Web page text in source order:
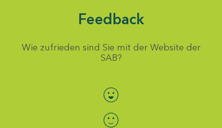
Feedback
Wie zufrieden sind Sie mit der Website der
SAB?
Bewertung auswählen